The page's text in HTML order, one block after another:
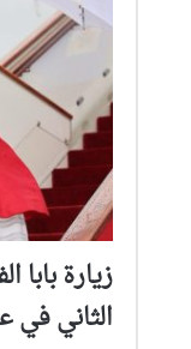
زيارة بابا
الثاني في